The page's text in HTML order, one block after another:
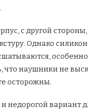
с другой
Однако
что наушники не
осторожны.
недорогой вариант